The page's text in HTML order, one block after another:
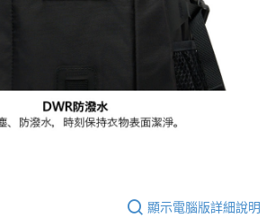
顯示電腦版詳細說明